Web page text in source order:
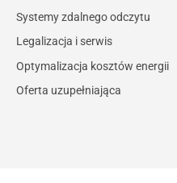
Systemy zdalnego odczytu
Legalizacja i serwis
Optymalizacja kosztów energii
Oferta uzupełniająca